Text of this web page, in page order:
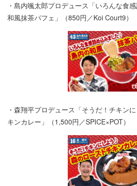
・島内颯太郎プロデュース「いろんな食
和風抹茶パフェ」（850円／Koi Court9）
・森翔平プロデュース「そうだ！チキン
キンカレー」（1,500円／SPICE×POT）